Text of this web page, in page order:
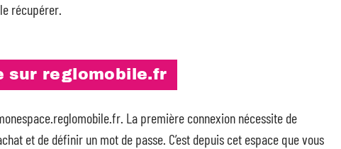
récupérer.
sur reglomobile.fr
La première connexion nécessite de
et de définir un mot de passe. C’est depuis cet espace que vous